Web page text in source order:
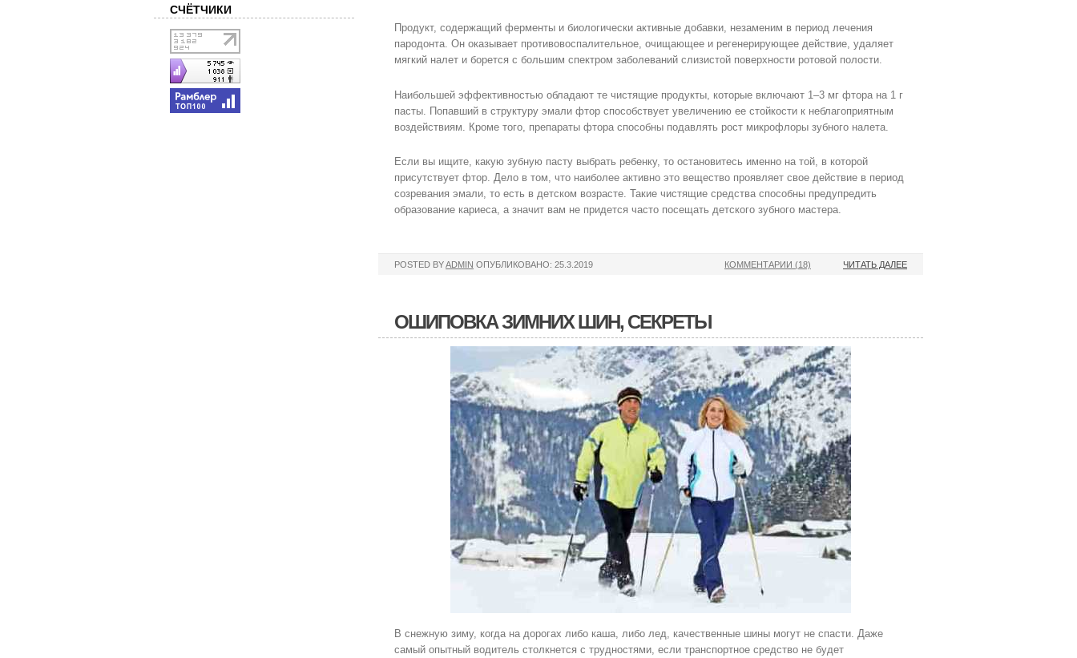
Продукт, содержащий ферменты и биологически активные добавки, незаменим в период лечения
пародонта. Он оказывает противовоспалительное, очищающее и регенерирующее действие, удаляет
мягкий налет и борется с большим спектром заболеваний слизистой поверхности ротовой полости.
Наибольшей эффективностью обладают те чистящие продукты, которые включают 1–3 мг фтора на 1 г
пасты. Попавший в структуру эмали фтор способствует увеличению ее стойкости к неблагоприятным
воздействиям. Кроме того, препараты фтора способны подавлять рост микрофлоры зубного налета.
Если вы ищите, какую зубную пасту выбрать ребенку, то остановитесь именно на той, в которой
присутствует фтор. Дело в том, что наиболее активно это вещество проявляет свое действие в период
созревания эмали, то есть в детском возрасте. Такие чистящие средства способны предупредить
образование кариеса, а значит вам не придется часто посещать детского зубного мастера.
POSTED BYADMIN ОПУБЛИКОВАНО: 25.3.2019 ЧИТАТЬ ДАЛЕЕ
КОММЕНТАРИИ (18)
ОШИПОВКА ЗИМНИХ ШИН, СЕКРЕТЫ
В снежную зиму, когда на дорогах либо каша, либо лед, качественные шины могут не спасти. Даже
самый опытный водитель столкнется с трудностями, если транспортное средство не будет
СЧЁТЧИКИ